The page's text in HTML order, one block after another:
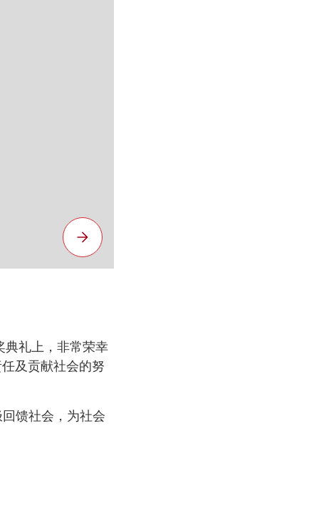
典礼上，非常荣幸
及贡献社会的努
馈社会，为社会